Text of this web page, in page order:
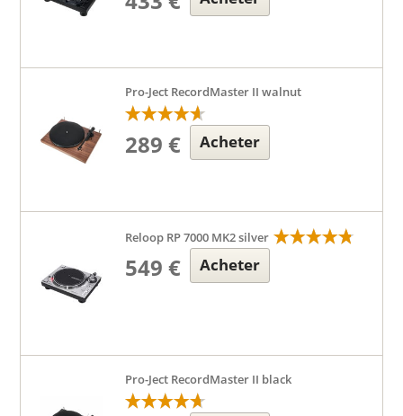
Pro-Ject RecordMaster II walnut
289 € Acheter
Reloop RP 7000 MK2 silver
549 € Acheter
Pro-Ject RecordMaster II black